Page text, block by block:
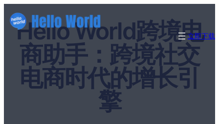
立即下载
Hello World跨境电
商助手：跨境社交
电商时代的增长引
擎